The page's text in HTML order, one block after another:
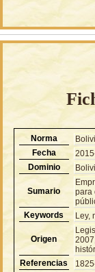
Norma
Fecha
Dominio
Sumario
para
Keywords
Ley,
Origen
Referencias